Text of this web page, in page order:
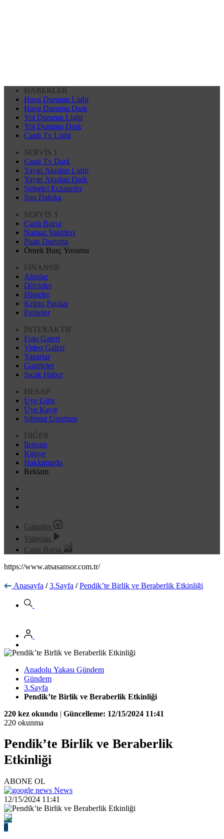
HABERLER
Hava Durumu Light
Hava Durumu Dark
Yol Durumu Light
Yol Durumu Dark
Canlı Tv Light
SERVİS 1
Canlı Tv Dark
Yayın Akışları Light
Yayın Akışları Dark
Nöbetçi Eczaneler
Son Dakika
SERVİS 3
Canlı Borsa
Namaz Vakitleri
Puan Durumu
Örnek Burç Yorumu
FİNANSİF
Altınlar
Dövizler
Hisseler
Kripto Paralar
Pariteler
İNTERAKTİF
Foto Galeri
Video Galeri
Yazarlar
Gazeteler
Sıcak Haber
HESAP
Üye Giriş
Üye Kayıt
Şifremi Unuttum
DİĞER
İletişim
Künye
Hakkımızda
Reklam
Galeriler
Videolar
Canlı Borsa
https://www.atsasansor.com.tr/
Anasayfa / 3.Sayfa / Pendik’te Birlik ve Beraberlik Etkinliği
Anadolu Yakası Gündem
Gündem
3.Sayfa
Pendik’te Birlik ve Beraberlik Etkinliği
220 kez okundu | Güncelleme: 12/15/2024 11:41
220 okunma
Pendik’te Birlik ve Beraberlik
Etkinliği
ABONE OL
News
12/15/2024 11:41
0